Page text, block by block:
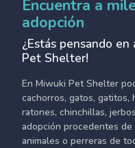
Encuentra a
adopción
¿Estás pensando
Pet Shelter!
En Miwuki Pet Shelter
cachorros, gatos, gatitos,
ratones, chinchillas,
adopción procedentes
animales o perreras de